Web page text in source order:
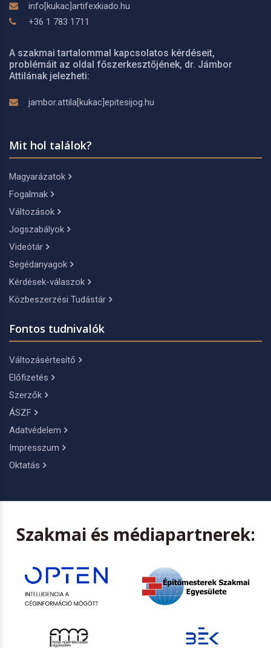
info[kukac]artifexkiado.hu
+36 1 783 1711
A szakmai tartalommal kapcsolatos kérdéseit,
problémáit az oldal főszerkesztőjének, dr. Jámbor
Attilának jelezheti:
jambor.attila[kukac]epitesijog.hu
Mit hol találok?
Magyarázatok
Fogalmak
Változások
Jogszabályok
Videótár
Segédanyagok
Kérdések-válaszok
Közbeszerzési Tudástár
Fontos tudnivalók
Változásértesítő
Előfizetés
Szerzők
ÁSZF
Adatvédelem
Impresszum
Oktatás
Szakmai és médiapartnerek: